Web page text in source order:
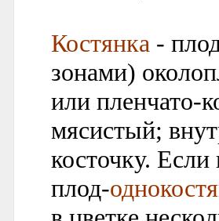
Костянка -
зонами)
или пленчато-
мясистый;
косточку.
плод-